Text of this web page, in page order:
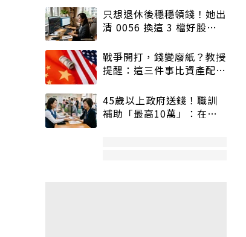
只想退休後穩穩領錢！她出
清 0056 換這 3 檔好股：
戰爭開打，錢變廢紙？教授
提醒：這三件事比資產配置
45歲以上政府送錢！職訓
補助「最高10萬」：在